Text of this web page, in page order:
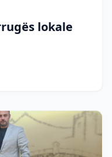
lokale